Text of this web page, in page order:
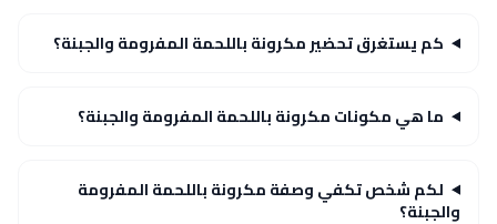
كم يستغرق تحضير مكرونة باللحمة المفرومة والجبنة؟
ما هي مكونات مكرونة باللحمة المفرومة والجبنة؟
لكم شخص تكفي وصفة مكرونة باللحمة المفرومة
والجبنة؟